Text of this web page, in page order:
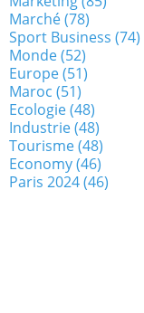
Marché(78)
Sport Business (74)
Monde(52)
Europe(51)
Maroc (51)
Ecologie(48)
Industrie(48)
Tourisme(48)
Economy(46)
Paris 2024(46)